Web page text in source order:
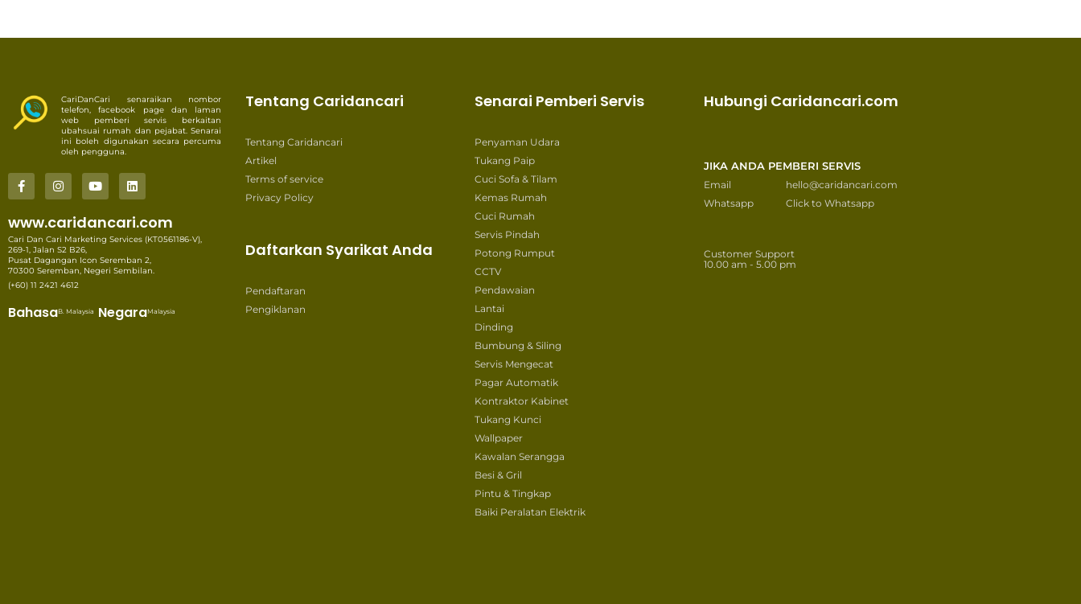
CariDanCari senaraikan nombor
telefon, facebook page dan laman
web pemberi servis berkaitan
ubahsuai rumah dan pejabat. Senarai
ini boleh digunakan secara percuma
oleh pengguna.
www.caridancari.com
Cari Dan Cari Marketing Services (KT0561186-V),
269-1, Jalan S2 B26,
Pusat Dagangan Icon Seremban 2,
70300 Seremban, Negeri Sembilan.
(+60) 11 2421 4612
BahasaB. Malaysia NegaraMalaysia
Tentang Caridancari
Tentang Caridancari
Artikel
Terms of service
Privacy Policy
Daftarkan Syarikat Anda
Pendaftaran
Pengiklanan
Senarai Pemberi Servis
Penyaman Udara
Tukang Paip
Cuci Sofa & Tilam
Kemas Rumah
Cuci Rumah
Servis Pindah
Potong Rumput
CCTV
Pendawaian
Lantai
Dinding
Bumbung & Siling
Servis Mengecat
Pagar Automatik
Kontraktor Kabinet
Tukang Kunci
Wallpaper
Kawalan Serangga
Besi & Gril
Pintu & Tingkap
Baiki Peralatan Elektrik
Hubungi Caridancari.com
JIKA ANDA PEMBERI SERVIS
Email
hello@caridancari.com
Whatsapp
Click to Whatsapp
Customer Support
10.00 am - 5.00 pm